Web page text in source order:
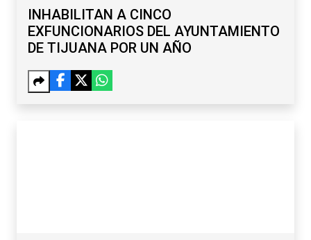
INHABILITAN A CINCO
EXFUNCIONARIOS DEL AYUNTAMIENTO
DE TIJUANA POR UN AÑO